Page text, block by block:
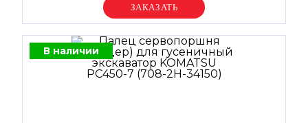
Уточняйте цену
В наличии